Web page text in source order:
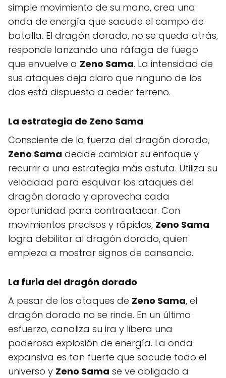
simple movimiento de su mano, crea una
onda de energía que sacude el campo de
batalla. El dragón dorado, no se queda atrás,
responde lanzando una ráfaga de fuego
que envuelve a Zeno Sama. La intensidad de
sus ataques deja claro que ninguno de los
dos está dispuesto a ceder terreno.
La estrategia de Zeno Sama
Consciente de la fuerza del dragón dorado,
Zeno Sama decide cambiar su enfoque y
recurrir a una estrategia más astuta. Utiliza su
velocidad para esquivar los ataques del
dragón dorado y aprovecha cada
oportunidad para contraatacar. Con
movimientos precisos y rápidos, Zeno Sama
logra debilitar al dragón dorado, quien
empieza a mostrar signos de cansancio.
La furia del dragón dorado
A pesar de los ataques de Zeno Sama, el
dragón dorado no se rinde. En un último
esfuerzo, canaliza su ira y libera una
poderosa explosión de energía. La onda
expansiva es tan fuerte que sacude todo el
universo y Zeno Sama se ve obligado a